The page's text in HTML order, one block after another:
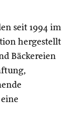
seit 1994 im
hergestellt
Bäckereien